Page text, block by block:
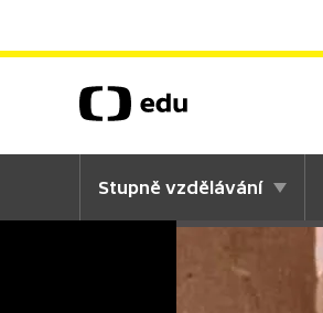
Stupně vzdělávání